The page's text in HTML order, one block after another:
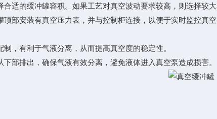
的缓冲罐容积。如果工艺对真空波动要求较高，则选择较大
安装有真空压力表，并与控制柜连接，以便于实时监控真空
有利于气液分离，从而提高真空度的稳定性。
排出，确保气液有效分离，避免液体进入真空泵造成损害。